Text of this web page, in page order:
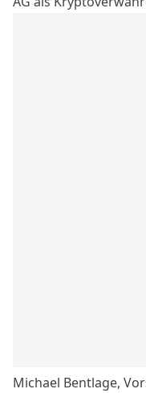
Michael Bentlage,